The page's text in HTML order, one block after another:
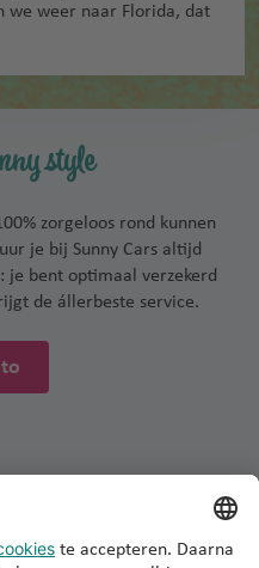
we weer naar Florida, dat
style
zorgeloos rond kunnen
je bij Sunny Cars altijd
je bent optimaal verzekerd
de állerbeste service.